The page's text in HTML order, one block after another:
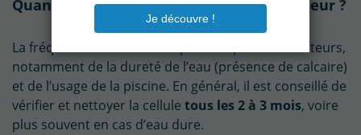
Quand nettoyer la cellule d’un électrolyseur ?
La fréquence d’entretien dépend de plusieurs facteurs,
notamment de la dureté de l’eau (présence de calcaire)
et de l’usage de la piscine. En général, il est conseillé de
vérifier et nettoyer la cellule tous les 2 à 3 mois, voire
plus souvent en cas d’eau dure.